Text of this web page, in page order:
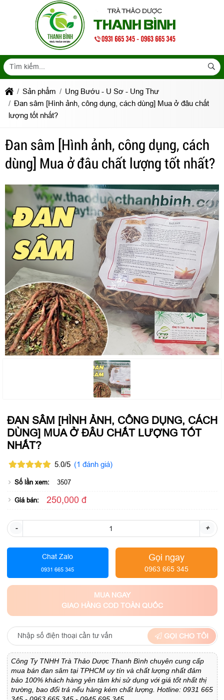
Sản phẩm
Ung Bướu - U Sơ - Ung Thư
Đan sâm [Hình ảnh, công dụng, cách dùng] Mua ở đâu chất
lượng tốt nhất?
Đan sâm [Hình ảnh, công dụng, cách
dùng] Mua ở đâu chất lượng tốt nhất?
ĐAN SÂM [HÌNH ẢNH, CÔNG DỤNG, CÁCH
DÙNG] MUA Ở ĐÂU CHẤT LƯỢNG TỐT
NHẤT?
5.0/5 (1 đánh giá)
Số lần xem: 3507
Giá bán: 250,000 đ
- +
Chat Zalo
0931 665 345
Gọi ngay
0963 665 345
MUA NGAY
GIAO HÀNG COD TOÀN QUỐC
GỌI CHO TÔI
Công Ty TNHH Trà Thảo Dược Thanh Bình chuyên cung cấp
mua bán đan sâm tại TPHCM uy tín và chất lượng nhất đảm
bảo 100% khách hàng yên tâm khi sử dụng với giá tốt nhất thị
trường, bao đổi trả nếu hàng kém chất lượng. Hotline: 0931 665